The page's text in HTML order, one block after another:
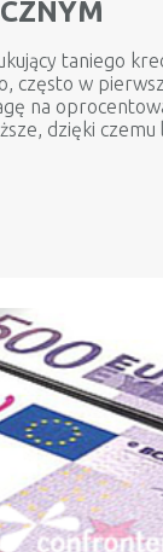
taniego
często w
na
dzięki czemu